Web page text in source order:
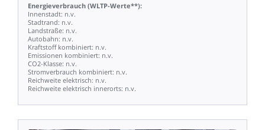
Energieverbrauch (WLTP-Werte**):
Innenstadt: n.v.
Stadtrand: n.v.
Landstraße: n.v.
Autobahn: n.v.
Kraftstoff kombiniert: n.v.
Emissionen kombiniert: n.v.
CO2-Klasse: n.v.
Stromverbrauch kombiniert: n.v.
Reichweite elektrisch: n.v.
Reichweite elektrisch innerorts: n.v.